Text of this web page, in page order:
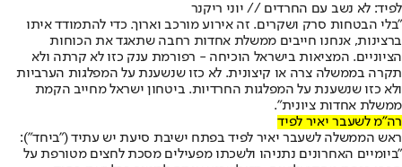
לפיד: לא נשב עם החרדים // יוני ריקנר
"בלי הבטחות סרק ושקרים. זה אירוע מורכב וארוך. כדי להתמודד איתו
ברצינות, אנחנו חייבים ממשלת אחדות רחבה שתאגד את הכוחות
הציוניים. המציאות בישראל הוכיחה - רפורמת ענק כזו לא קרתה ולא
תקרה בממשלה צרה או קיצונית. לא כזו שנשענת על המפלגות הערביות
ולא כזו שנשענת על המפלגות החרדיות. ביטחון ישראל מחייב הקמת
ממשלת אחדות ציונית".
רה"מ לשעבר יאיר לפיד
ראש הממשלה לשעבר יאיר לפיד בפתח ישיבת סיעת יש עתיד (״ביחד״):
"ביומיים האחרונים נתניהו ולשכתו מפעילים מסכת לחצים מטורפת על